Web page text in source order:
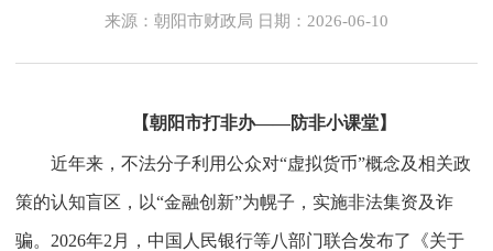
来源：朝阳市财政局 日期：2026-06-10
【朝阳市打非办——防非小课堂】
近年来，不法分子利用公众对“虚拟货币”概念及相关政
策的认知盲区，以“金融创新”为幌子，实施非法集资及诈
骗。2026年2月，中国人民银行等八部门联合发布了《关于